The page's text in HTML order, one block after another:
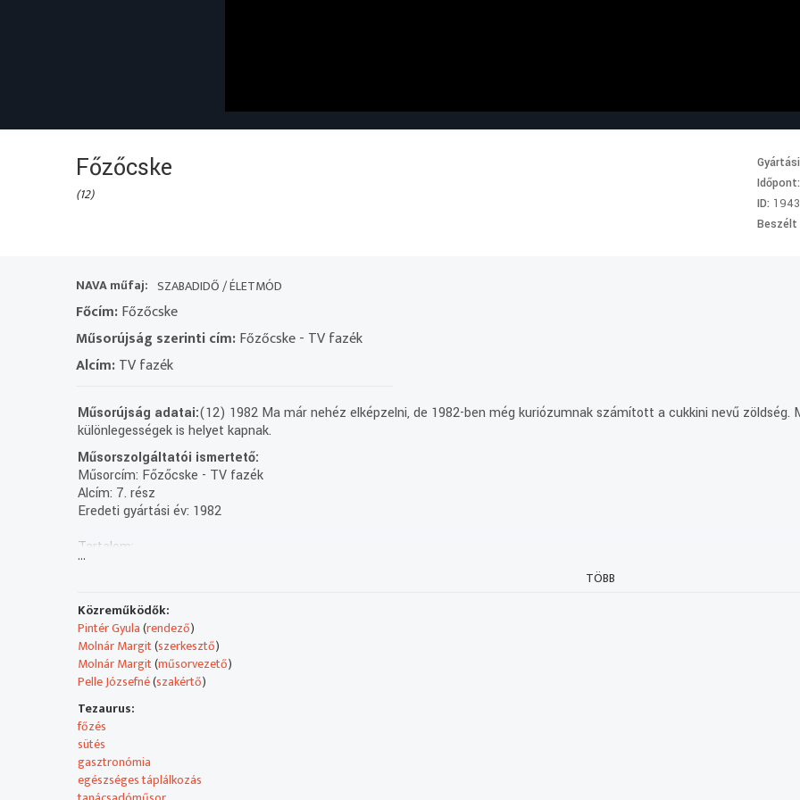
Főzőcske
(12)
ID:
NAVA műfaj: SZABADIDŐ / ÉLETMÓD
Főcím:Főzőcske
Műsorújság szerinti cím:Főzőcske - TV fazék
Alcím:TV fazék
Műsorújság adatai:(12) 1982 Ma már nehéz elképzelni, de 1982-ben még kuriózumnak számított a cukkini nevű
különlegességek is helyet kapnak.
Műsorszolgáltatói ismertető:
Műsorcím: Főzőcske - TV fazék
Alcím: 7. rész
Eredeti gyártási év: 1982
Tartalom:
1. Frederick Loewe - G. Dénes György: My fair lady - Csudi jó - musical /Zsadon Andrea, Gyarmati István zongorista/.
és Benkóczy Zoltánt, a Fővárosi Operettszínház művészeit, akik szerepeikről és kedvenc ételeikről beszélnek. Benkóczy
terméküket, a Borsostokányt más ételek elkészítéséhez felhasználni. Molnár Margit mikrofonja előtt a Vállalat két
Ferenc Gastrofol osztályvezető, új termékeikről beszélnek. Varga Sándor, a Pest-Budai Vendéglátóipari Vállalat Oscar-díjas
elkészítési módokról. Közben a kiállító asztalon a termékek láthatók. Varga Sándor főz: Töltött alma sajtsalátával. Molnár
feliratban is megjelennek. Zsadon Andrea Cukkini salátát készít. Molnár Margit ismerteti az étel receptjét, a hozzávalók
petrezselymes-kapros mártásban. 2. Jerry Bock - Joseph Stein - Sheldon Harnick - G. Dénes György: Hegedűs a háztetőn -
Szerzők és alkotók:
1. Király Sándor, Vezető operatőr
2. Molnár Margit, Szerkesztő
3. Molnár Margit, Műsorvezető
...
TÖBB
Közreműködők:
Pintér Gyula(rendező)
Molnár Margit(szerkesztő)
Molnár Margit(műsorvezető)
Pelle Józsefné(szakértő)
Tezaurus:
főzés
sütés
gasztronómia
egészséges táplálkozás